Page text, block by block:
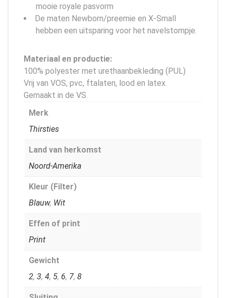
mooie royale pasvorm
De maten Newborn/preemie en X-Small
hebben een uitsparing voor het navelstompje.
Materiaal en productie:
100% polyester met urethaanbekleding (PUL)
Vrij van VOS, pvc, ftalaten, lood en latex.
Gemaakt in de VS.
Merk
Thirsties
Land van herkomst
Noord-Amerika
Kleur (Filter)
Blauw, Wit
Effen of print
Print
Gewicht
2, 3, 4, 5, 6, 7, 8